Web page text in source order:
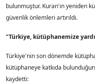
bulunmuştur. Kuran'ın yeniden
güvenlik önlemleri artırıldı.
"Türkiye, kütüphanemize
Türkiye'nin son dönemde
kütüphaneye katkıda
kaydetti: